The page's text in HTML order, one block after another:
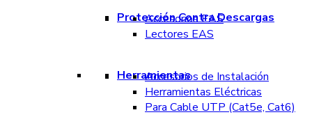
Protección Contra Descargas
Accesorios EAS
Lectores EAS
Herramientas
Accesorios de Instalación
Herramientas Eléctricas
Para Cable UTP (Cat5e, Cat6)